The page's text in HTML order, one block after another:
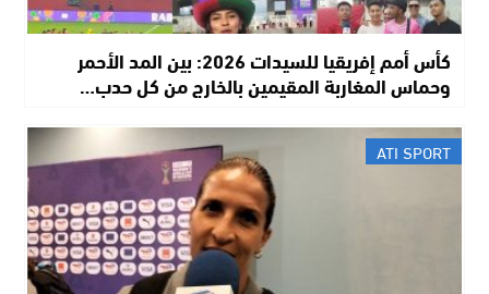
كأس أمم إفريقيا للسيدات 2026: بين المد الأحمر
وحماس المغاربة المقيمين بالخارج من كل حدب…
ATI SPORT